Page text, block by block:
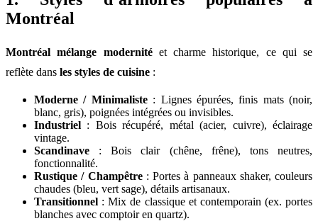
Montréal
Montréal mélange modernitéet charme historique, ce qui se
reflète dans les styles de cuisine :
Moderne / Minimaliste: Lignes épurées, finis mats (noir,
blanc, gris), poignées intégrées ou invisibles.
Industriel : Bois récupéré, métal (acier, cuivre), éclairage
vintage.
Scandinave : Bois clair (chêne, frêne), tons neutres,
fonctionnalité.
Rustique / Champêtre: Portes à panneaux shaker, couleurs
chaudes (bleu, vert sage), détails artisanaux.
Transitionnel : Mix de classique et contemporain (ex. portes
blanches avec comptoir en quartz).